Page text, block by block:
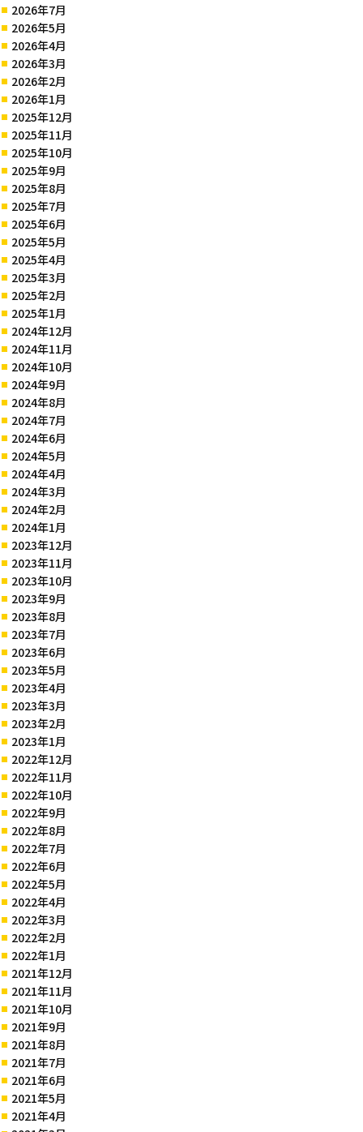
2026年7月
2026年5月
2026年4月
2026年3月
2026年2月
2026年1月
2025年12月
2025年11月
2025年10月
2025年9月
2025年8月
2025年7月
2025年6月
2025年5月
2025年4月
2025年3月
2025年2月
2025年1月
2024年12月
2024年11月
2024年10月
2024年9月
2024年8月
2024年7月
2024年6月
2024年5月
2024年4月
2024年3月
2024年2月
2024年1月
2023年12月
2023年11月
2023年10月
2023年9月
2023年8月
2023年7月
2023年6月
2023年5月
2023年4月
2023年3月
2023年2月
2023年1月
2022年12月
2022年11月
2022年10月
2022年9月
2022年8月
2022年7月
2022年6月
2022年5月
2022年4月
2022年3月
2022年2月
2022年1月
2021年12月
2021年11月
2021年10月
2021年9月
2021年8月
2021年7月
2021年6月
2021年5月
2021年4月